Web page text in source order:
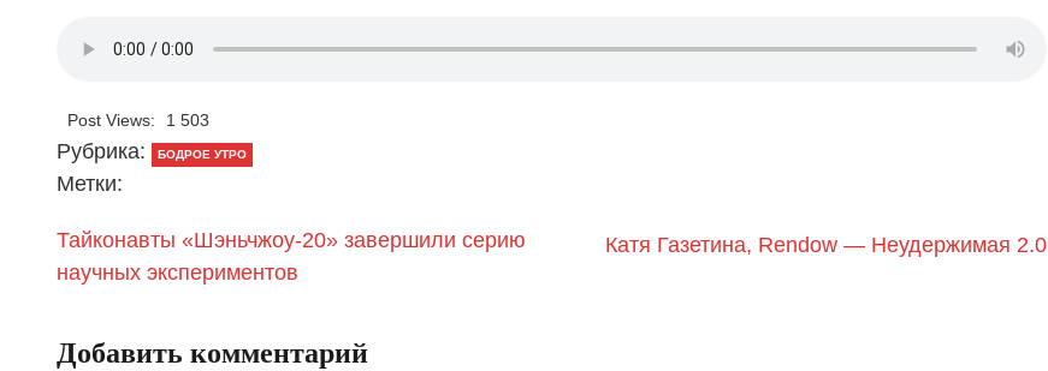
Post Views: 1 503
Рубрика: БОДРОЕ УТРО
Метки:
Тайконавты «Шэньчжоу-20» завершили серию
научных экспериментов
Катя Газетина, Rendow — Неудержимая 2.0
Добавить комментарий